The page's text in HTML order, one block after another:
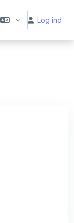
Log ind